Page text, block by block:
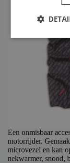
Een onmisbaar
motorrijder.
microvezel en kan
nekwarmer, snood,